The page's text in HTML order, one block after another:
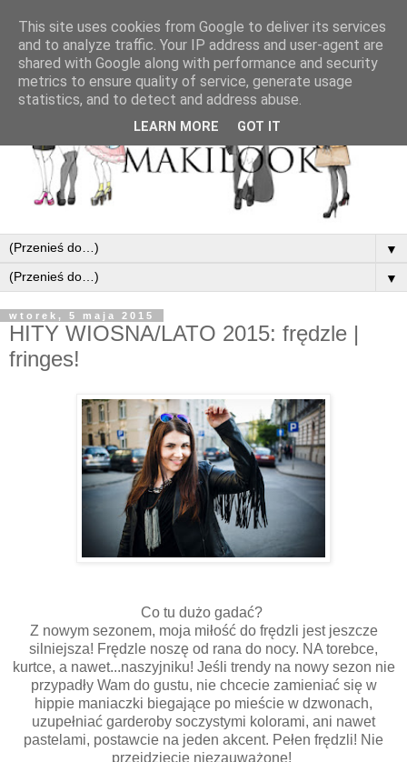
▼
▼
wtorek, 5 maja 2015
HITY WIOSNA/LATO 2015: frędzle |
fringes!
Co tu dużo gadać?
Z nowym sezonem, moja miłość do frędzli jest jeszcze
silniejsza! Frędzle noszę od rana do nocy. NA torebce,
kurtce, a nawet...naszyjniku! Jeśli trendy na nowy sezon nie
przypadły Wam do gustu, nie chcecie zamieniać się w
hippie maniaczki biegające po mieście w dzwonach,
uzupełniać garderoby soczystymi kolorami, ani nawet
pastelami, postawcie na jeden akcent. Pełen frędzli! Nie
przejdziecie niezauważone!
This site uses cookies from Google to deliver its services
and to analyze traffic. Your IP address and user-agent are
shared with Google along with performance and security
metrics to ensure quality of service, generate usage
statistics, and to detect and address abuse.
LEARN MORE GOT IT